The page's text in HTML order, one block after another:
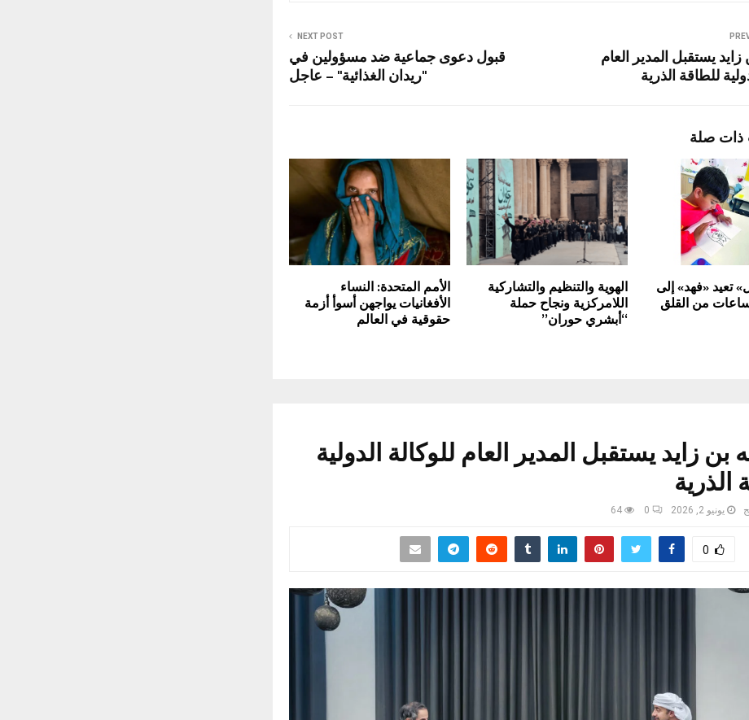
زايد يستقبل المدير العام
للطاقة الذرية
NEXT POST
قبول دعوى جماعية ضد مسؤولين في
"ريدان الغذائية" – عاجل
ذات صلة
تعيد «فهد» إلى
ساعات من القلق
الهوية والتنظيم والتشاركية
اللامركزية ونجاح حملة
“أبشري حوران”
الأمم المتحدة: النساء
الأفغانيات يواجهن أسوأ أزمة
حقوقية في العالم
بن زايد يستقبل المدير العام للوكالة الدولية
الذرية
يونيو 2, 2026 0
64
0